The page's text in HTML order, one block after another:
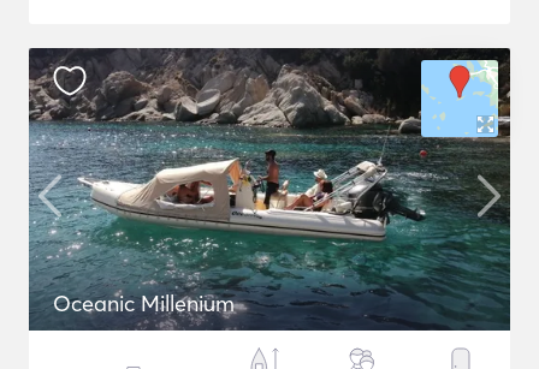
Oceanic Millenium